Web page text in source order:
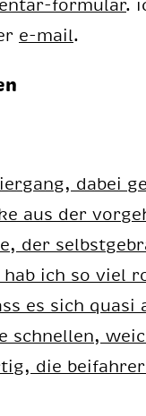
formular.
e-mail.
da­bei
aus der
der
ich so viel
es sich qua­si
schnel­len,
die